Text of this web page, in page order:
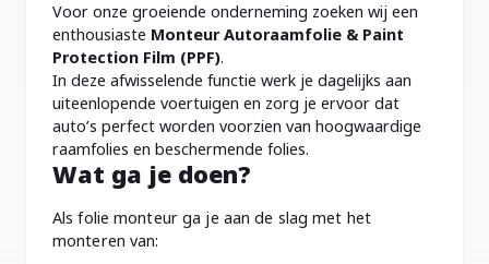
Voor onze groeiende onderneming zoeken wij een
enthousiaste Monteur Autoraamfolie & Paint
Protection Film (PPF).
In deze afwisselende functie werk je dagelijks aan
uiteenlopende voertuigen en zorg je ervoor dat
auto’s perfect worden voorzien van hoogwaardige
raamfolies en beschermende folies.
Wat ga je doen?
Als folie monteur ga je aan de slag met het
monteren van: